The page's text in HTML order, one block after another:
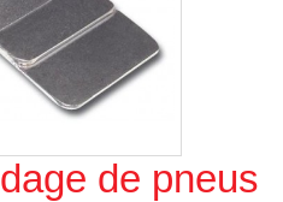
l'image de pneus